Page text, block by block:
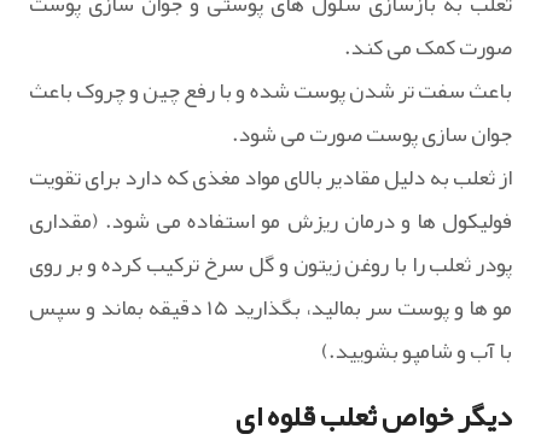
صورت کمک می کند.
باعث سفت تر شدن پوست شده و با رفع چین و چروک باعث
جوان سازی پوست صورت می شود.
از ثعلب به دلیل مقادیر بالای مواد مغذی که دارد برای تقویت
فولیکول ها و درمان ریزش مو استفاده می شود. (مقداری
پودر ثعلب را با روغن زیتون و گل سرخ ترکیب کرده و بر روی
مو ها و پوست سر بمالید، بگذارید ۱۵ دقیقه بماند و سپس
با آب و شامپو بشویید.)
دیگر خواص ثعلب قلوه ای